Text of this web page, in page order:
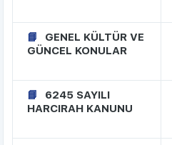
GENEL KÜLTÜR VE
GÜNCEL KONULAR
6245 SAYILI
HARCIRAH KANUNU